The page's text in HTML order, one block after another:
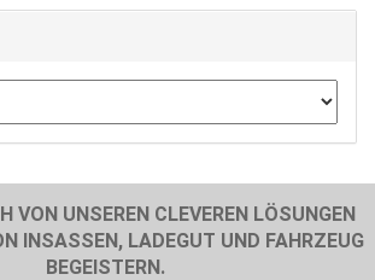
VON UNSEREN CLEVEREN LÖSUNGEN
INSASSEN, LADEGUT UND FAHRZEUG
BEGEISTERN.